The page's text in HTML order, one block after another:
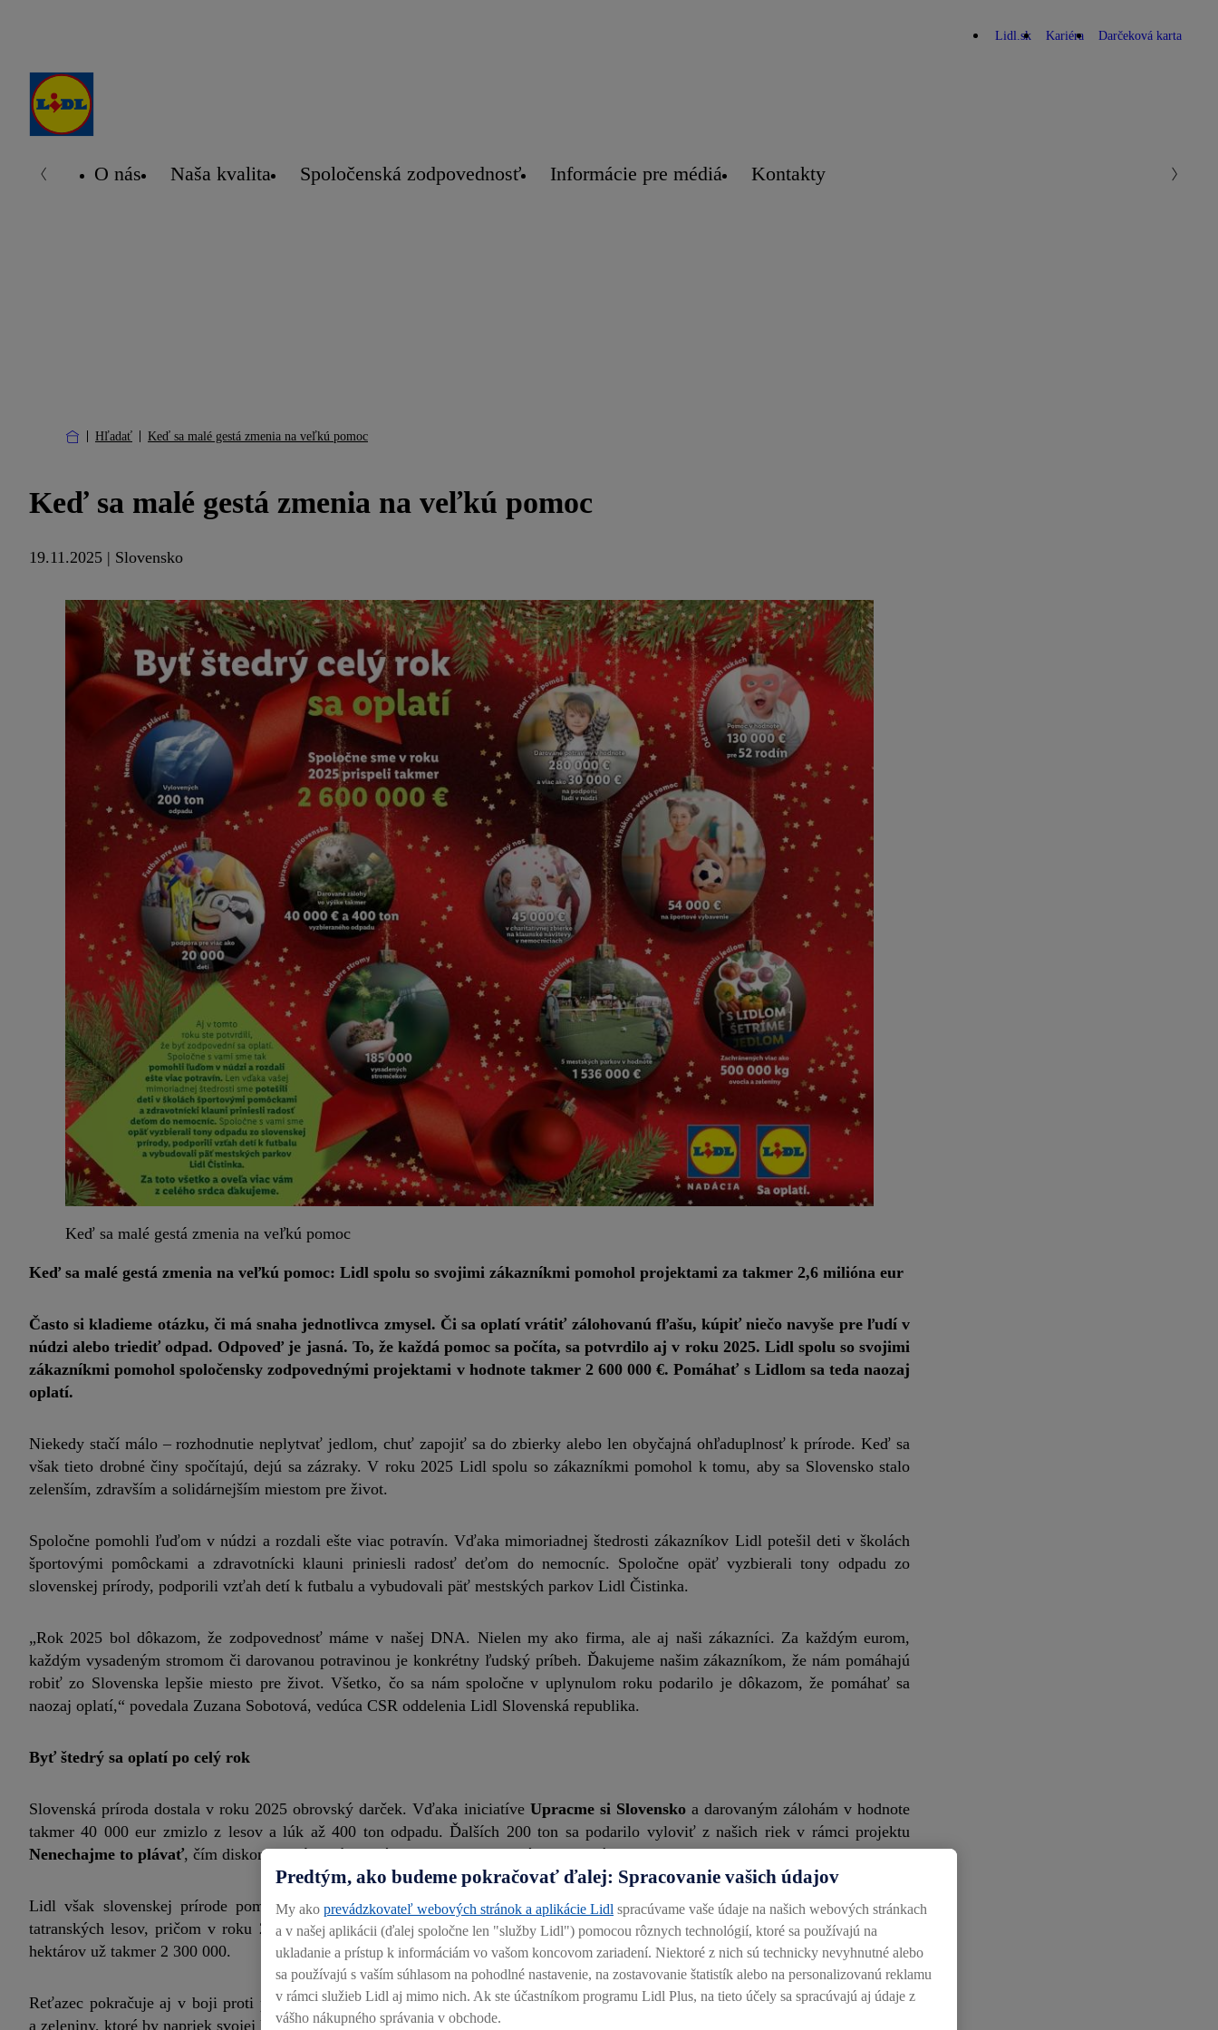
Lidl.sk Kariéra Darčeková karta
O nás Naša kvalita Spoločenská zodpovednosť Informácie pre médiá Kontakty
Hľadať Keď sa malé gestá zmenia na veľkú pomoc
Keď sa malé gestá zmenia na veľkú pomoc
19.11.2025 | Slovensko
Keď sa malé gestá zmenia na veľkú pomoc
Keď sa malé gestá zmenia na veľkú pomoc: Lidl spolu so svojimi zákazníkmi pomohol projektami za takmer 2,6 milióna eur
Často si kladieme otázku, či má snaha jednotlivca zmysel. Či sa oplatí vrátiť zálohovanú fľašu, kúpiť niečo navyše pre ľudí v
núdzi alebo triediť odpad. Odpoveď je jasná. To, že každá pomoc sa počíta, sa potvrdilo aj v roku 2025. Lidl spolu so svojimi
zákazníkmi pomohol spoločensky zodpovednými projektami v hodnote takmer 2 600 000 €. Pomáhať s Lidlom sa teda naozaj
oplatí.
Niekedy stačí málo – rozhodnutie neplytvať jedlom, chuť zapojiť sa do zbierky alebo len obyčajná ohľaduplnosť k prírode. Keď sa
však tieto drobné činy spočítajú, dejú sa zázraky. V roku 2025 Lidl spolu so zákazníkmi pomohol k tomu, aby sa Slovensko stalo
zelenším, zdravším a solidárnejším miestom pre život.
Spoločne pomohli ľuďom v núdzi a rozdali ešte viac potravín. Vďaka mimoriadnej štedrosti zákazníkov Lidl potešil deti v školách
športovými pomôckami a zdravotnícki klauni priniesli radosť deťom do nemocníc. Spoločne opäť vyzbierali tony odpadu zo
slovenskej prírody, podporili vzťah detí k futbalu a vybudovali päť mestských parkov Lidl Čistinka.
„Rok 2025 bol dôkazom, že zodpovednosť máme v našej DNA. Nielen my ako firma, ale aj naši zákazníci. Za každým eurom,
každým vysadeným stromom či darovanou potravinou je konkrétny ľudský príbeh. Ďakujeme našim zákazníkom, že nám pomáhajú
robiť zo Slovenska lepšie miesto pre život. Všetko, čo sa nám spoločne v uplynulom roku podarilo je dôkazom, že pomáhať sa
naozaj oplatí,“ povedala Zuzana Sobotová, vedúca CSR oddelenia Lidl Slovenská republika.
Byť štedrý sa oplatí po celý rok
Slovenská príroda dostala v roku 2025 obrovský darček. Vďaka iniciatíve Upracme si Slovenskoa darovaným zálohám v hodnote
takmer 40 000 eur zmizlo z lesov a lúk až 400 ton odpadu. Ďalších 200 ton sa podarilo vyloviť z našich riek v rámci projektu
Nenechajme to plávať, čím diskont so zákazníkmi výrazne pomohol vodným ekosystémom.
Lidl však slovenskej prírode pomáhal nielen tým, že upratoval, ale aj sadil. ProjektVoda pre stromypokračoval v obnove
tatranských lesov, pričom v roku 2025 pribudlo ďalších 185 000 stromčekov. Celkovo ich je v Lidl lese na ploche približne 900
hektárov už takmer 2 300 000.
Reťazec pokračuje aj v boji proti plytvaniu potravinami. Projekt S Lidlom šetríme jedlomzachránil viac ako 500 000 kg ovocia
a zeleniny, ktoré by napriek svojej kvalite skončili v koši.
Predtým, ako budeme pokračovať ďalej: Spracovanie vašich údajov
My ako prevádzkovateľ webových stránok a aplikácie Lidl spracúvame vaše údaje na našich webových stránkach
a v našej aplikácii (ďalej spoločne len "služby Lidl") pomocou rôznych technológií, ktoré sa používajú na
ukladanie a prístup k informáciám vo vašom koncovom zariadení. Niektoré z nich sú technicky nevyhnutné alebo
sa používajú s vaším súhlasom na pohodlné nastavenie, na zostavovanie štatistík alebo na personalizovanú reklamu
v rámci služieb Lidl aj mimo nich. Ak ste účastníkom programu Lidl Plus, na tieto účely sa spracúvajú aj údaje z
vášho nákupného správania v obchode.